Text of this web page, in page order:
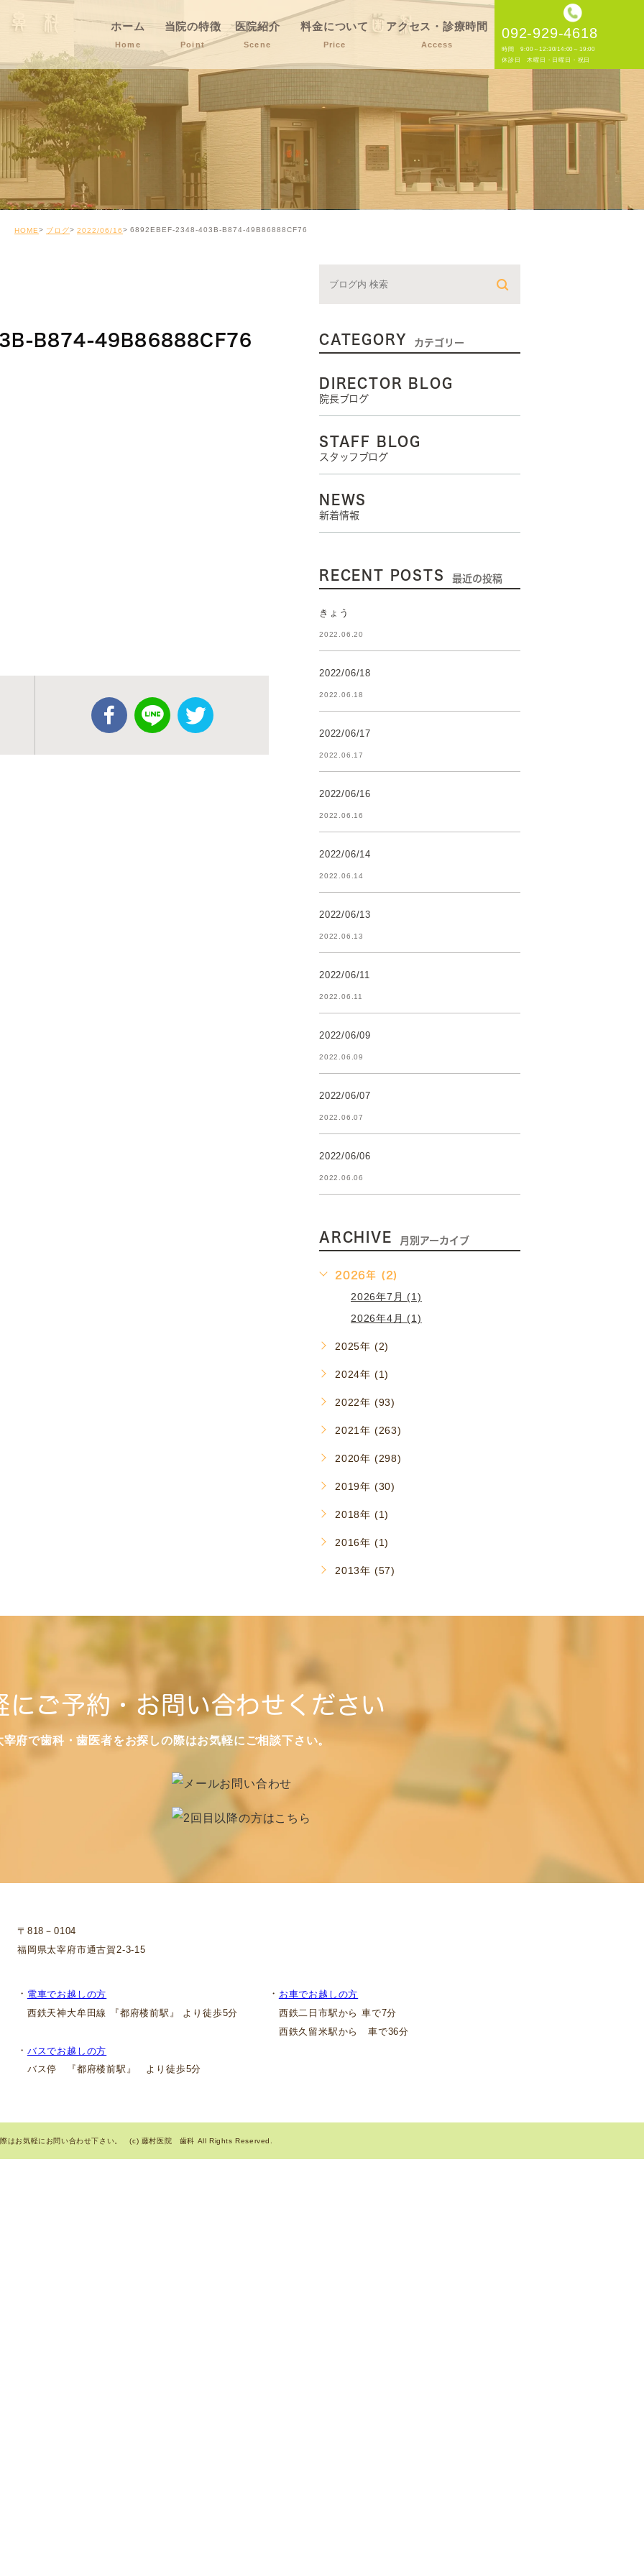
092-929-4618
時間 9:00～12:30/14:00～19:00
休診日 木曜日・日曜日・祝日
ホーム
Home
当院の特徴
Point
医院紹介
Scene
料金について
Price
アクセス・診療時間
Access
HOME ブログ 2022/06/16 6892EBEF-2348-403B-B874-49B86888CF76
B874-49B86888CF76 CATEGORY カテゴリー
DIRECTOR BLOG
院長ブログ
STAFF BLOG
スタッフブログ
NEWS
新着情報
RECENT POSTS 最近の投稿
きょう
2022.06.20
2022/06/18
2022.06.18
2022/06/17
2022.06.17
2022/06/16
2022.06.16
2022/06/14
2022.06.14
2022/06/13
2022.06.13
2022/06/11
2022.06.11
2022/06/09
2022.06.09
2022/06/07
2022.06.07
2022/06/06
2022.06.06
ARCHIVE 月別アーカイブ
2026年 (2)
2026年7月 (1)
2026年4月 (1)
2025年 (2)
2024年 (1)
2022年 (93)
2021年 (263)
2020年 (298)
2019年 (30)
2018年 (1)
2016年 (1)
2013年 (57)
にご予約・お問い合わせください
宰府で歯科・歯医者をお探しの際はお気軽にご相談下さい。
〒818－0104
福岡県太宰府市通古賀2-3-15
・ 電車でお越しの方
西鉄天神大牟田線 『都府楼前駅』 より徒歩5分
・ お車でお越しの方
西鉄二日市駅から 車で7分
西鉄久留米駅から 車で36分
・ バスでお越しの方
バス停 『都府楼前駅』 より徒歩5分
際はお気軽にお問い合わせ下さい。 (c) 藤村医院 歯科 All Rights Reserved.